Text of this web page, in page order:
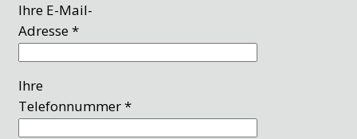
Ihre E-Mail-
Adresse *
Ihre
Telefonnummer *